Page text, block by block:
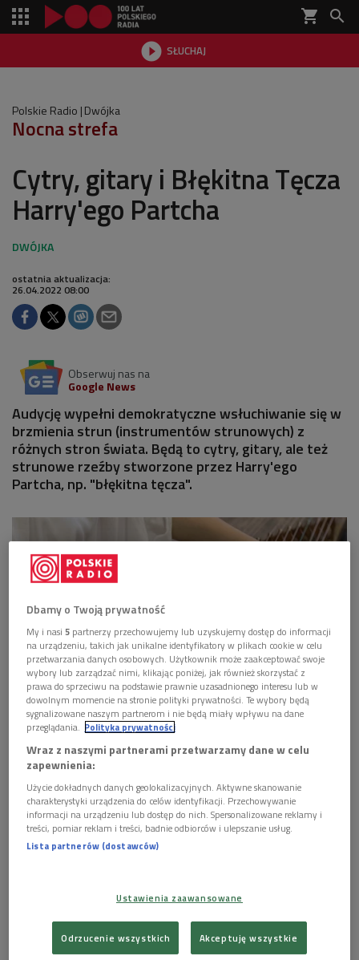
shopping_cart 
 SŁUCHAJ

Polskie Radio Dwójka
Nocna strefa
Cytry, gitary i Błękitna Tęcza
Harry'ego Partcha
ostatnia aktualizacja:
26.04.2022 08:00
Obserwuj nas na
Google News
Audycję wypełni demokratyczne wsłuchiwanie się w
brzmienia strun (instrumentów strunowych) z
różnych stron świata. Będą to cytry, gitary, ale też
strunowe rzeźby stworzone przez Harry'ego
Partcha, np. "błękitna tęcza".
Nazwa cytry wskazuje na pokrewieństwo ze starogrecką kitharą, podobnie jak
nazwa gitara Foto: Shutterctock/Shan_shan
Dziwną i trudną wiosnę 2022 witać będziemy między innymi
muzyką Wojtka Błażejczyka oraz rumuńskiego duetu Irinel
Anghel/Sorin Romanescu. Będzie też jeden z najsłynniejszych
utworów orkiestrowych Wolfganga Rihma w nowym nagraniu
oraz ptasie śpiewy przełożone przez ludzką wyobraźnię na
Ewa Szczecińska
Dbamy o Twoją prywatność
My i nasi5 partnerzy przechowujemy lub uzyskujemy dostęp do informacji
na urządzeniu, takich jak unikalne identyfikatory w plikach cookie w celu
przetwarzania danych osobowych. Użytkownik może zaakceptować swoje
wybory lub zarządzać nimi, klikając poniżej, jak również skorzystać z
prawa do sprzeciwu na podstawie prawnie uzasadnionego interesu lub w
dowolnym momencie na stronie polityki prywatności. Te wybory będą
sygnalizowane naszym partnerom i nie będą miały wpływu na dane
przeglądania. Polityka prywatności
Wraz z naszymi partnerami przetwarzamy dane w celu
zapewnienia:
Użycie dokładnych danych geolokalizacyjnych. Aktywne skanowanie
charakterystyki urządzenia do celów identyfikacji. Przechowywanie
informacji na urządzeniu lub dostęp do nich. Spersonalizowane reklamy i
treści, pomiar reklam i treści, badnie odbiorców i ulepszanie usług.
Lista partnerów (dostawców)
Ustawienia zaawansowane
Odrzucenie wszystkich Akceptuję wszystkie